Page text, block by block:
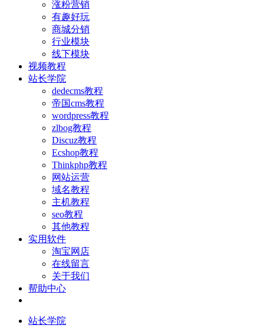
涨粉营销
有趣好玩
商城分销
行业模块
线下模块
视频教程
站长学院
dedecms教程
帝国cms教程
wordpress教程
zlbog教程
Discuz教程
Ecshop教程
Thinkphp教程
网站运营
域名教程
主机教程
seo教程
其他教程
实用软件
淘宝网店
在线留言
关于我们
帮助中心
站长学院